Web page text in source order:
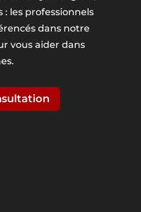
les professionnels
dans notre
vous aider dans